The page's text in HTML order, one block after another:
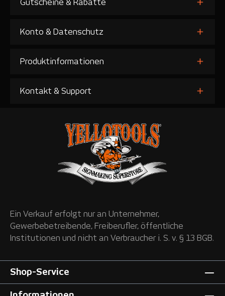
Gutscheine & Rabatte
Konto & Datenschutz
Produktinformationen
Kontakt & Support
Ein Verkauf erfolgt nur an Unternehmer,
Gewerbebetreibende, Freiberufler, öffentliche
Institutionen und nicht an Verbraucher i. S. v. § 13 BGB.
Shop-Service